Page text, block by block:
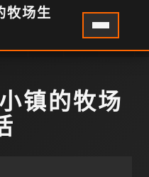
牧场生
镇的牧场